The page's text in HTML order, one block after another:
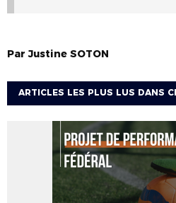
ParJustine SOTON
ARTICLES LES PLUS LUS DANS